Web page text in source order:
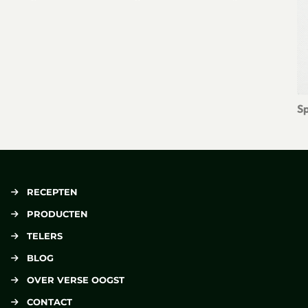
RECEPTEN
PRODUCTEN
TELERS
BLOG
OVER VERSE OOGST
CONTACT